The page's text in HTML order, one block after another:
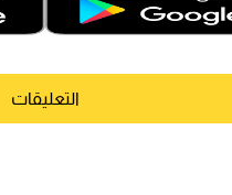
التعليقات